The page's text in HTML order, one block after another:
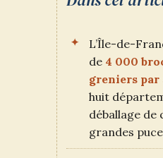
L’Île-de-
de 4 000
greniers par
huit
déballage de
grandes